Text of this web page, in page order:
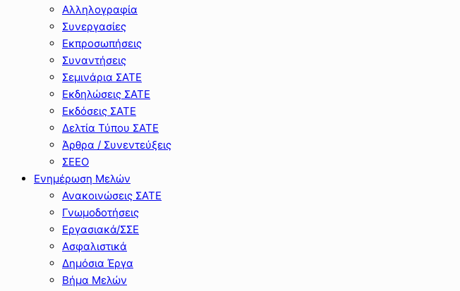
Αλληλογραφία
Συνεργασίες
Εκπροσωπήσεις
Συναντήσεις
Σεμινάρια ΣΑΤΕ
Εκδηλώσεις ΣΑΤΕ
Εκδόσεις ΣΑΤΕ
Δελτία Τύπου ΣΑΤΕ
Άρθρα / Συνεντεύξεις
ΣΕΕΟ
Ενημέρωση Μελών
Ανακοινώσεις ΣΑΤΕ
Γνωμοδοτήσεις
Εργασιακά/ΣΣΕ
Ασφαλιστικά
Δημόσια Έργα
Βήμα Μελών